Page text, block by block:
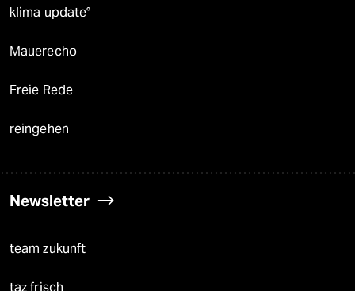
klima update°
Mauerecho
Freie Rede
reingehen
Newsletter
team zukunft
taz frisch